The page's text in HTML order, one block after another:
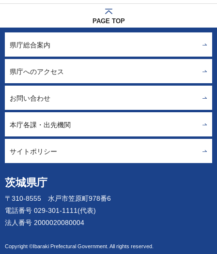
PAGE TOP
茨城県庁
〒310-8555 水戸市笠原町978番6
電話番号 029-301-1111(代表)
法人番号 2000020080004
Copyright ©Ibaraki Prefectural Government. All rights reserved.
県庁総合案内
県庁へのアクセス
お問い合わせ
本庁各課・出先機関
サイトポリシー